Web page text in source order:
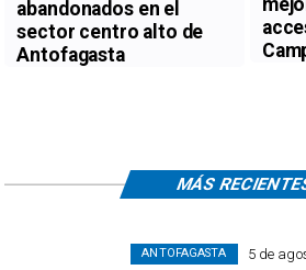
abandonados en el
sector centro alto de
Antofagasta
5 de
ANTOFAGASTA
MÁS